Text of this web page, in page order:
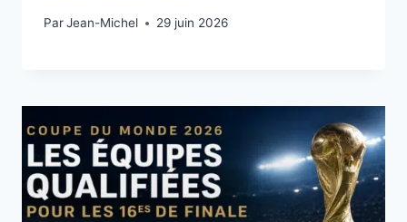
ParJean-Michel
29 juin 2026 29 juin 2026